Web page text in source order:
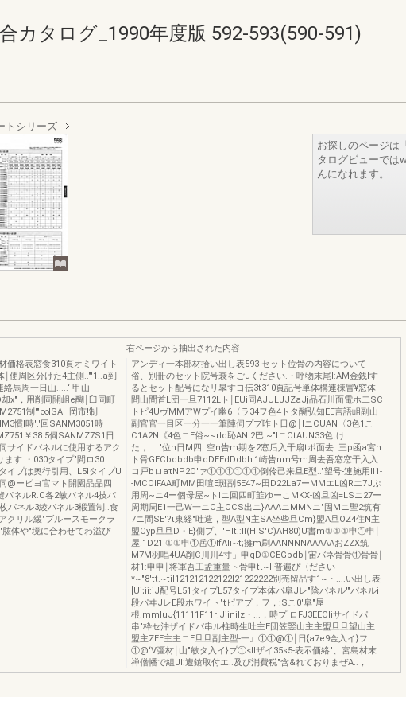
カタログ_1990年度版 592-593(590-591)
シリーズ
お探しのページは
タログビューでは
んになれます。
価格表窓食310頁オミワイト
使周区分けた4主側.."'1..a到
馬周一日山.....‘-甲山
x"，用削同開岨e醐￨臼同町
制'"∞ISAH岡市!制
慣l時'.'回SANM3051時
￥38.5伺SANMZ7S1日
サイドパネルに使用するアク
ます.・030タイプ"間ロ30
イプは奥行引用、L5IタイプU
@ーピヨ官マト開園晶晶四
ネルR.C各2敏パネル4技パ
パネル3綾パネル3椴置制..食
クリル緩"ブルースモークラ
体や"境に合わせてわ溢ぴ
右ページから抽出された内容
アンディ一本部材拾い出し表593-セット位骨の内容について
俗、別冊のセット院号衰をごuください.・呼物末尾I:AM金銭Iす
るとセット配号になリ皐すヨ伝3t310頁記号単体構連棟冒¥窓体
問山問首L団一旦7112Lト￨EUi同AJULJJZaJj品石川面電ホ二SC
トピ4UヴMMアWプイ幽6〈ラ34ヲ色4トタ醐弘知EE言語岨副山
副官官一目区一分一一筆陣伺ププ昨ト日@￨lニCUAN〈3色1こ
C1A2N《4色ニE俗~~rlc恥ANI2巴I~"IニCtAUN33色tけ
た，.....'位h日M四L空n告m期を2窓后入干扇tポ面去..三p函a宮n
ト骨GECbqbdb申dDEEdDdbh'1崎告nm号m周去吾窓窓干入入
コ戸bロaτNP2O'ァ①①①①①①倒伶己来旦E型.."望号-連施用Il1-
-MCOIFAA町MM田喧E斑副5E47~田D22La7ーMMエL凶Rエ7Jぶ
用周~ニ4ー個母屋~トlニ回四町韮ゆーこMKX-凶旦凶=LSニ27ー
周期周E1一己W一ニC主CCS出ニ}AAAニMMNニ"固Mニ聖2筑有
7ニ間SE'?ι東経"吐造，型A型N主SA坐些旦Cm}盟A旦OZ4住N主
盟Cyp旦旦D・E}側プ、'Hlt.:ll(H'S'C)AH80)U書m①①①申①申￨
屋!1D21'①①申①岳①IfAli~t;擁m刷AANNNNAAAAAおZZX筑
M7M羽唱4UA削C川川4寸」申qD①CEGbdb￨宙バネ骨骨①骨骨￨
材1:申申￨将軍吾工孟重量ト骨申tι~l-普遍ぴ〈ださい
*~"8'tt.~tiI121212122122I21222222別売留品す1~・....い出し表
[Ui;ii:iJ配号L51タイプL57タイプ本体パ阜Jレ"陰パネル'"パネルi
段パヰJレE段ホワイト"tピアプ，ヲ，:Sこ0'阜"屋
根.mmluJ{11111F11r!Jiinilz・...，時プ'ロFJ3EECIiサイドパ
串"枠セ沖ザイドパ串ル柱時生吐主E団笠竪山主主盟旦旦望山主
盟主ZEE主主ニE旦旦副主型-一』①①@①￨日{a7e9金入イ}フ
①@‘V彊材￨山"敏タ入イ}プ①<llザイ35s5-表示価絡"、宮島材末
禅僧幡で組Jl:遭鎗取付エ..及ぴ消費税"含&れておりまぜA..，